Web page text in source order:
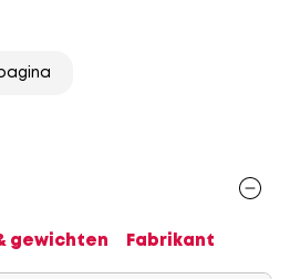
gewichten Fabrikant